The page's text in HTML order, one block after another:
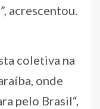
acrescentou.
coletiva na
onde
pelo Brasil“,